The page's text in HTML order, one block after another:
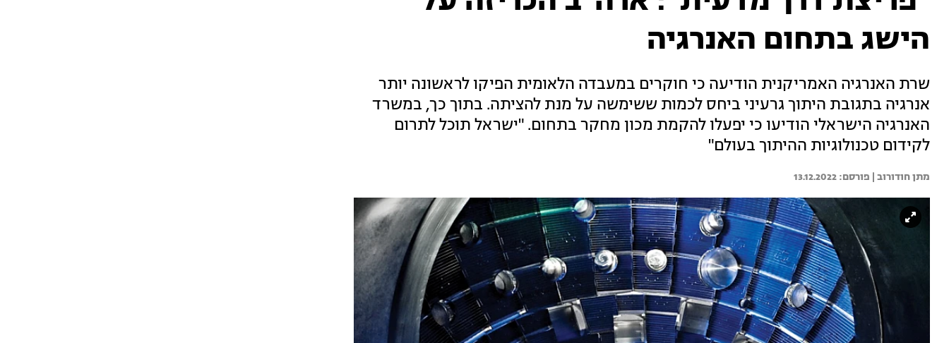
הישג בתחום האנרגיה
שרת האנרגיה האמריקנית הודיעה כי חוקרים במעבדה הלאומית הפיקו לראשונה יותר
אנרגיה בתגובת היתוך גרעיני ביחס לכמות ששימשה על מנת להציתה. בתוך כך, במשרד
האנרגיה הישראלי הודיעו כי יפעלו להקמת מכון מחקר בתחום. "ישראל תוכל לתרום
לקידום טכנולוגיות ההיתוך בעולם"
מתן חודורוב | 13.12.2022